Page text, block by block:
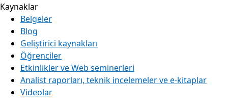
Kaynaklar
Belgeler
Blog
Geliştirici kaynakları
Öğrenciler
Etkinlikler ve Web seminerleri
Analist raporları, teknik incelemeler ve e-kitaplar
Videolar